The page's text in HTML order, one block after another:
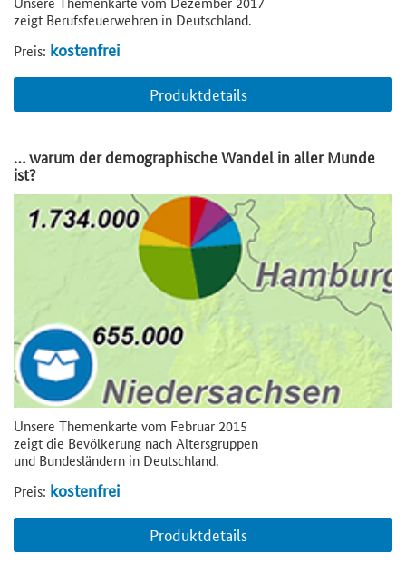
zeigt Berufsfeuerwehren in Deutschland.
Preis: kostenfrei
Produktdetails
… warum der demographische Wandel in aller Munde
ist?
Unsere Themenkarte vom Februar 2015
zeigt die Bevölkerung nach Altersgruppen
und Bundesländern in Deutschland.
Preis: kostenfrei
Produktdetails